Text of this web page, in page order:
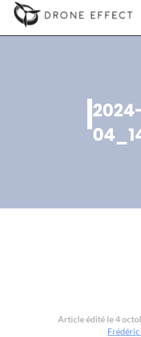
Article édité le 4